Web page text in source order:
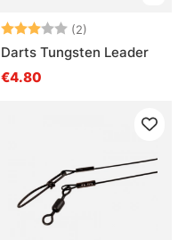
Note: (2)
Darts Tungsten Leader
€4.80